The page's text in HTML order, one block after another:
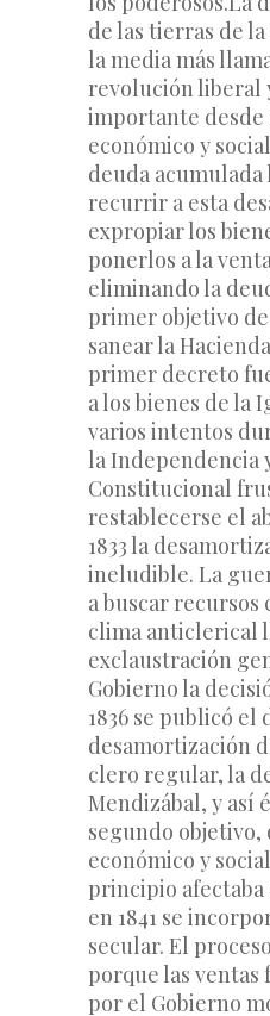
de las tierras de
la media más
revolución liberal
importante
económico y
deuda acumulada
recurrir a esta
expropiar los
ponerlos a la
eliminando la
primer objetivo
sanear la
primer decreto
a los bienes de la
varios intentos
la Independencia
Constitucional
restablecerse el
1833 la
ineludible. La
a buscar recursos
clima anticlerical
exclaustración
Gobierno la
1836 se publicó el
desamortización
clero regular, la
Mendizábal, y así
segundo
económico y
principio afectaba
en 1841 se
secular. El
porque las
por el Gobierno